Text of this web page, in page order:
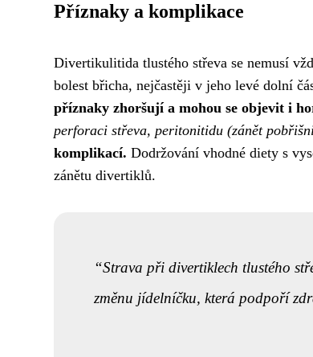
Příznaky a komplikace
Divertikulitida tlustého střeva se nemusí
bolest břicha, nejčastěji v jeho levé dolní
příznaky zhoršují a mohou se objevit i
perforaci střeva, peritonitidu (zánět
komplikací. Dodržování vhodné diety s
zánětu divertiklů.
Strava při divertiklech tlustého
změnu jídelníčku, která podpoří